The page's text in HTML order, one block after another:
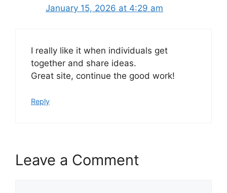
January 15, 2026 at 4:29 am
I really like it when individuals get
together and share ideas.
Great site, continue the good work!
Reply
Leave a Comment